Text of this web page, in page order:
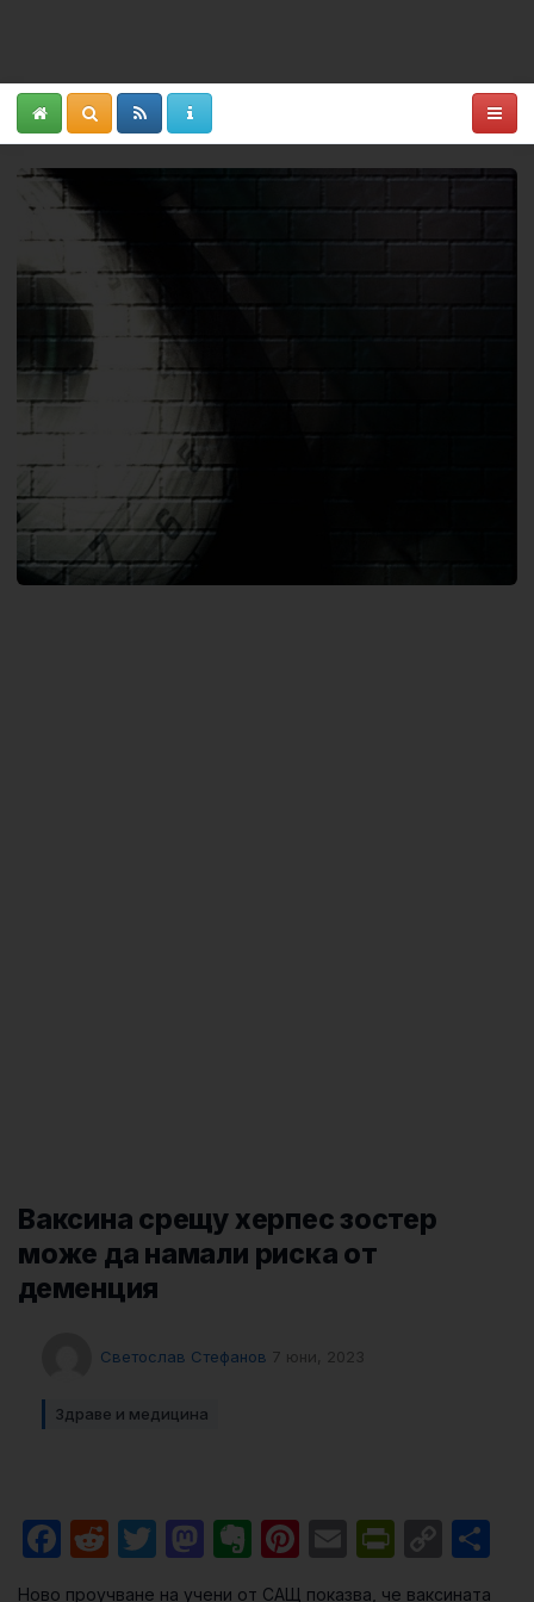
Ваксина срещу херпес зостер
може да намали риска от
деменция
Светослав Стефанов 7 юни, 2023
Здраве и медицина
Facebook
RedditTwitter
Mastodon
Evernote
Pinterest
Email
Ново проучване на учени от САЩ показва, че ваксината